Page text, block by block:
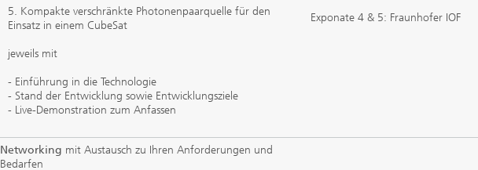
5. Kompakte verschränkte Photonenpaarquelle für den
Einsatz in einem CubeSat
jeweils mit
- Einführung in die Technologie
- Stand der Entwicklung sowie Entwicklungsziele
- Live-Demonstration zum Anfassen
Exponate 4 & 5: Fraunhofer IOF
Networking mit Austausch zu Ihren Anforderungen und
Bedarfen